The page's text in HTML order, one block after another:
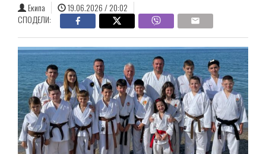
Екипа
19.06.2026 / 20:02
СПОДЕЛИ: